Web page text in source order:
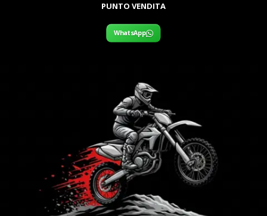
PUNTO VENDITA
WhatsApp